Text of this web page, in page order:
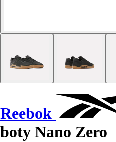
Reebok
boty Nano Zero